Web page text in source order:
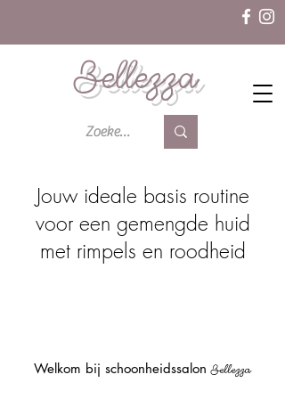
Bellezza
Jouw ideale basis routine
voor een gemengde huid
met rimpels en roodheid
Welkom bij schoonheidssalonBellezza